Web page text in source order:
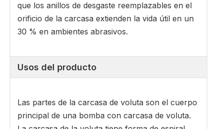
que los anillos de desgaste reemplazables en el
orificio de la carcasa extienden la vida útil en un
30 % en ambientes abrasivos.
Usos del producto
Las partes de la carcasa de voluta son el cuerpo
principal de una bomba con carcasa de voluta.